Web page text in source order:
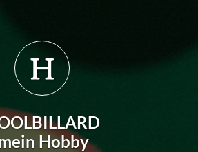
Hobby